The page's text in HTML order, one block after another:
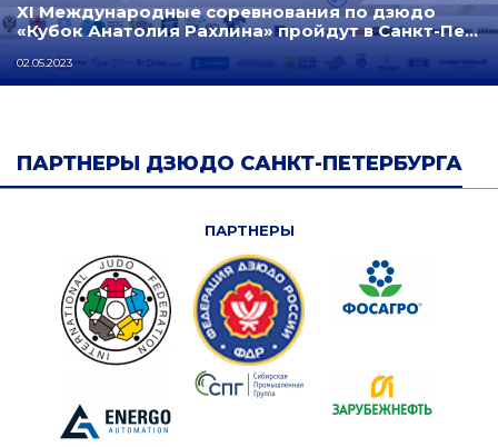
ХI Международные соревнования по дзюдо
«Кубок Анатолия Рахлина» пройдут в Санкт-Пе…
02.05.2023
ПАРТНЕРЫ ДЗЮДО САНКТ-ПЕТЕРБУРГА
ПАРТНЕРЫ